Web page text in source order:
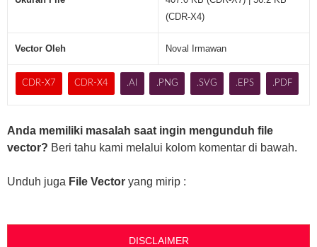
(CDR-X4)
Vector Oleh Noval Irmawan
CDR-X7 CDR-X4 .AI .PNG .SVG .EPS .PDF
Anda memiliki masalah saat ingin mengunduh file
vector? Beri tahu kami melalui kolom komentar di bawah.
Unduh juga File Vector yang mirip :
DISCLAIMER